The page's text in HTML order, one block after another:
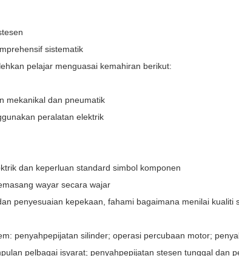
sistematik
pelajar menguasai kemahiran berikut:
mekanikal dan pneumatik
peralatan elektrik
dan keperluan standard simbol komponen
wayar secara wajar
penyesuaian kepekaan, fahami bagaimana menilai kualiti
penyahpepijatan silinder; operasi percubaan motor;
pelbagai isyarat; penyahpepijatan stesen tunggal dan